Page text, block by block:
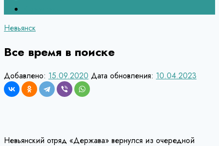
Невьянск
Все время в поиске
Добавлено: 15.09.2020 Дата обновления: 10.04.2023
Невьянский отряд «Держава» вернулся из очередной